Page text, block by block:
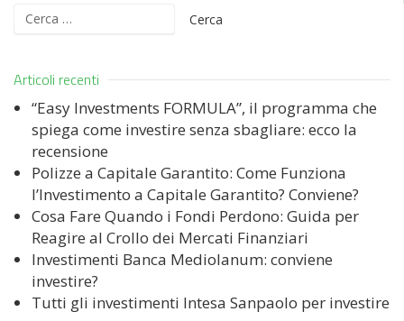
Ricerca
Articoli recenti
“Easy Investments FORMULA”, il programma che
spiega come investire senza sbagliare: ecco la
recensione
Polizze a Capitale Garantito: Come Funziona
l’Investimento a Capitale Garantito? Conviene?
Cosa Fare Quando i Fondi Perdono: Guida per
Reagire al Crollo dei Mercati Finanziari
Investimenti Banca Mediolanum: conviene
investire?
Tutti gli investimenti Intesa Sanpaolo per investire